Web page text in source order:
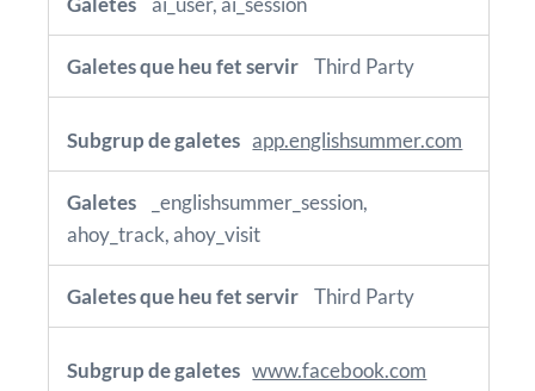
Third Party
app.englishsummer.com
_englishsummer_session,
ahoy_track, ahoy_visit
Third Party
www.facebook.com